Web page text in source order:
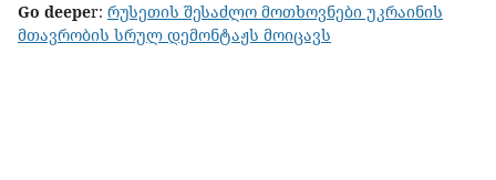
Go deeper: რუსეთის შესაძლო მოთხოვნები უკრაინის
მთავრობის სრულ დემონტაჟს მოიცავს